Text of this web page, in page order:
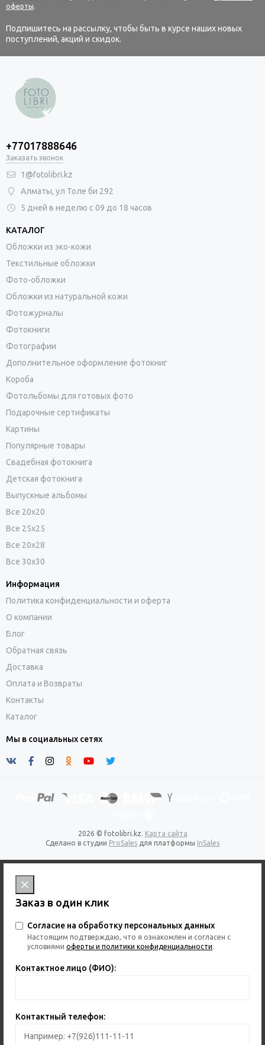
оферты.
Подпишитесь на рассылку, чтобы быть в курсе наших новых
поступлений, акций и скидок.
+77017888646
Заказать звонок
1@fotolibri.kz
Алматы, ул Толе би 292
5 дней в неделю с 09 до 18 часов
КАТАЛОГ
Обложки из эко-кожи
Текстильные обложки
Фото-обложки
Обложки из натуральной кожи
Фотожурналы
Фотокниги
Фотографии
Дополнительное оформление фотокниг
Короба
Фотольбомы для готовых фото
Подарочные сертификаты
Картины
Популярные товары
Свадебная фотокнига
Детская фотокнига
Выпускные альбомы
Все 20х20
Все 25х25
Все 20х28
Все 30х30
Информация
Политика конфиденциальности и оферта
О компании
Блог
Обратная связь
Доставка
Оплата и Возвраты
Контакты
Каталог
Мы в социальных сетях
2026 © fotolibri.kz. Карта сайта
Сделано в студии ProSales для платформы InSales
Заказ в один клик
Согласие на обработку персональных данных
Настоящим подтверждаю, что я ознакомлен и согласен с
условиями оферты и политики конфиденциальности.
Контактное лицо (ФИО):
Контактный телефон: